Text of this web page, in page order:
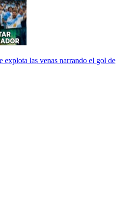
explota las venas narrando el gol de